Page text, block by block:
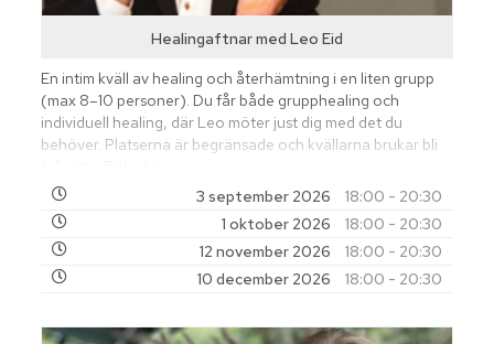
Healingaftnar med Leo Eid
En intim kväll av healing och återhämtning i en liten grupp
(max 8–10 personer). Du får både grupphealing och
individuell healing, där Leo möter just dig med det du
behöver. Platserna är begränsade och kvällarna brukar bli
3 september 2026
18:00 - 20:30
1 oktober 2026
18:00 - 20:30
12 november 2026
18:00 - 20:30
10 december 2026
18:00 - 20:30